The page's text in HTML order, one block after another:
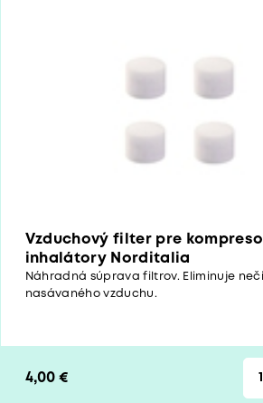
Vzduchový filter pre
inhalátory Norditalia
Náhradná súprava filtrov. Eliminuje
nasávaného vzduchu.
4,00 €